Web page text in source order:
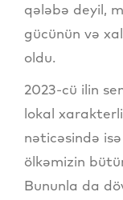
qələbə deyil,
gücünün və
oldu.
2023-cü ilin
lokal
nəticəsində
ölkəmizin
Bununla da